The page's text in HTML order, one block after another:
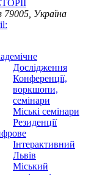
79005, Україна
Дослідження
Конференції,
воркшопи,
семінари
Міські семінари
Резиденції
Інтерактивний
Львів
Міський